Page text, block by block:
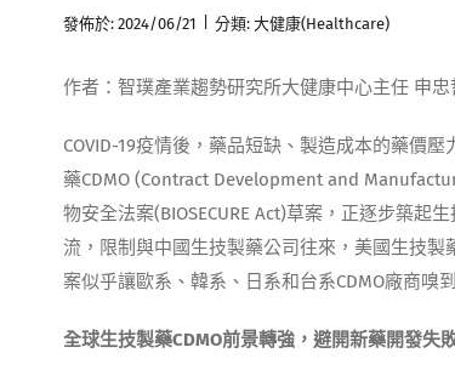
發佈於: 2024/06/21 分類: 大健康(Healthcare)
作者：智璞產業趨勢研究所大健康中心主任 申忠
COVID-19疫情後，藥品短缺、製造成本的藥價
藥CDMO (Contract Development and
物安全法案(BIOSECURE Act)草案，正逐步築
流，限制與中國生技製藥公司往來，美國生技製
案似乎讓歐系、韓系、日系和台系CDMO廠商嗅
全球生技製藥CDMO前景轉強，避開新藥開發失